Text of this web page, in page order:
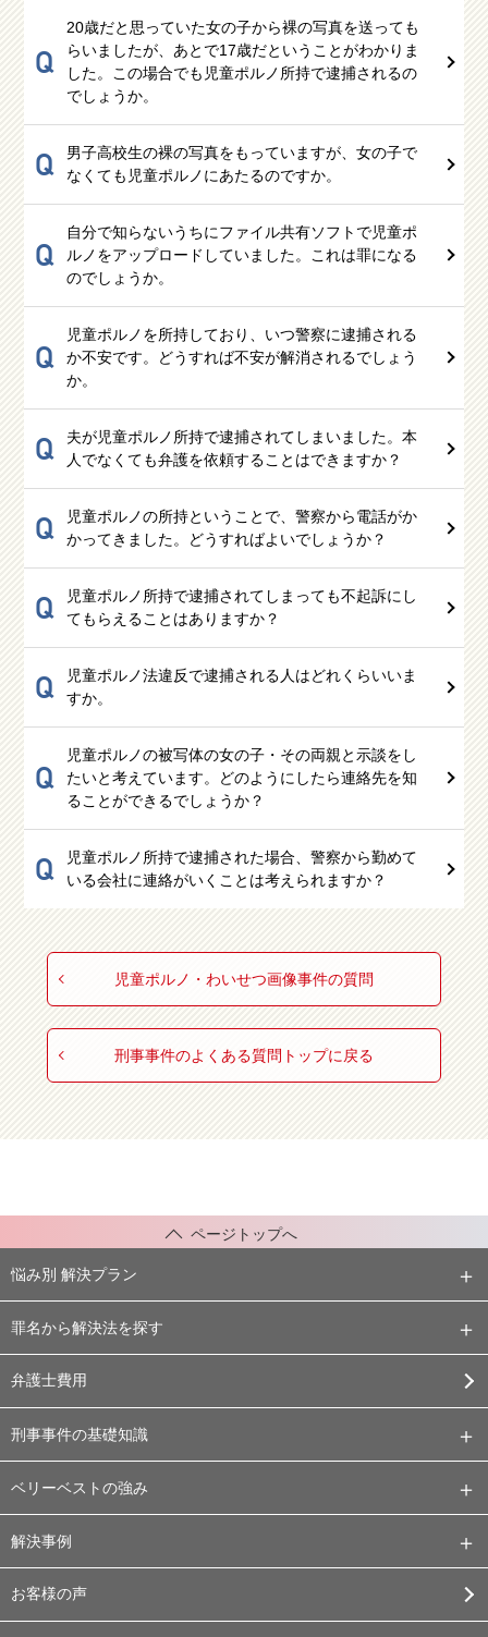
Q
20歳だと思っていた女の子から裸の写真を送っても
らいましたが、あとで17歳だということがわかりま
した。この場合でも児童ポルノ所持で逮捕されるの
でしょうか。
Q
男子高校生の裸の写真をもっていますが、女の子で
なくても児童ポルノにあたるのですか。
Q
自分で知らないうちにファイル共有ソフトで児童ポ
ルノをアップロードしていました。これは罪になる
のでしょうか。
Q
児童ポルノを所持しており、いつ警察に逮捕される
か不安です。どうすれば不安が解消されるでしょう
か。
Q
夫が児童ポルノ所持で逮捕されてしまいました。本
人でなくても弁護を依頼することはできますか？
Q
児童ポルノの所持ということで、警察から電話がか
かってきました。どうすればよいでしょうか？
Q
児童ポルノ所持で逮捕されてしまっても不起訴にし
てもらえることはありますか？
Q
児童ポルノ法違反で逮捕される人はどれくらいいま
すか。
Q
児童ポルノの被写体の女の子・その両親と示談をし
たいと考えています。どのようにしたら連絡先を知
ることができるでしょうか？
Q
児童ポルノ所持で逮捕された場合、警察から勤めて
いる会社に連絡がいくことは考えられますか？
児童ポルノ・わいせつ画像事件の質問
刑事事件のよくある質問トップに戻る
ページトップへ
悩み別 解決プラン
罪名から解決法を探す
弁護士費用
刑事事件の基礎知識
ベリーベストの強み
解決事例
お客様の声